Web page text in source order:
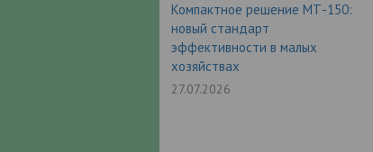
Компактное решение МТ-150:
новый стандарт
эффективности в малых
хозяйствах
27.07.2026